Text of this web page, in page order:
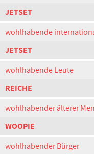
JETSET
wohlhabende
JETSET
wohlhabende Leute
REICHE
wohlhabender älterer
WOOPIE
wohlhabender Bürger